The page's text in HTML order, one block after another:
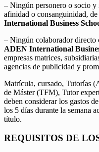
– Ningún personero o socio y
afinidad o consanguinidad, de
International Business
– Ningún colaborador directo
ADEN International
empresas matrices,
agencias de publicidad y
Matrícula, cursado, Tutorías
de Máster (TFM), Tutor
deben considerar los gastos
los 5 días durante la semana
título.
REQUISITOS DE